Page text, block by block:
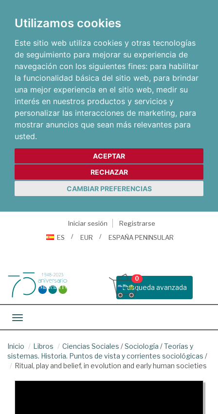
Utilizamos cookies
Este sitio web utiliza cookies y otras tecnologías
de seguimiento para mejorar su experiencia de
navegación con los siguientes fines: para habilitar
la funcionalidad básica del sitio web, para brindar
una mejor experiencia en el sitio web, medir su
interés en nuestros productos y servicios y
personalizar las interacciones de marketing, para
mostrar anuncios que sean más relevantes para
usted.
ACEPTAR
RECHAZAR
CAMBIAR PREFERENCIAS
Iniciar sesión
Registrarse
ES
EUR ESPAÑA PENINSULAR
Busqueda avanzada
0
Toggle navigation
Inicio Libros Ciencias Sociales /Sociología /Teorías y
sistemas. Historia. Puntos de vista y corrientes sociológicas /
Ritual, play and belief, in evolution and early human societies